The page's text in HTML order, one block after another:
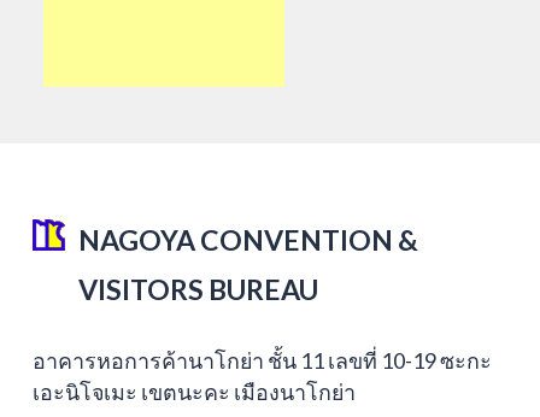
NAGOYA CONVENTION &
VISITORS BUREAU
อาคารหอการค้านาโกย่า ชั้น 11 เลขที่ 10-19 ซะกะ
เอะนิโจเมะ เขตนะคะ เมืองนาโกย่า